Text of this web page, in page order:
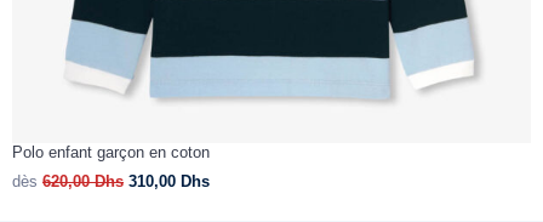
Polo enfant garçon en coton
dès 620,00Dhs 310,00 Dhs